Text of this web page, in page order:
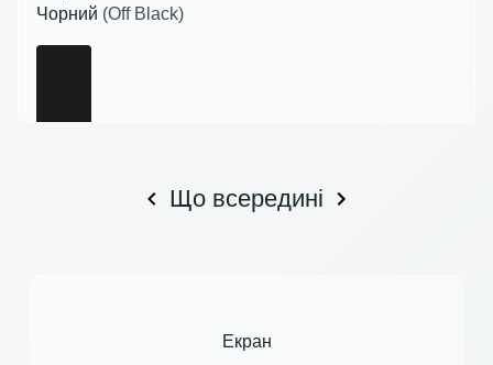
Чорний (Off Black)
Що всередині
Екран